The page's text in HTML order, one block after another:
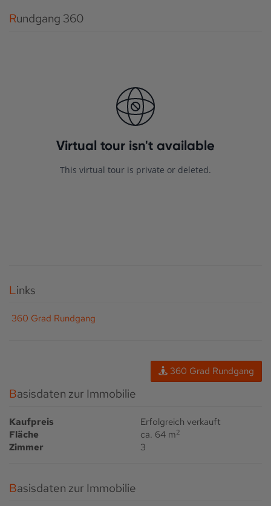
Rundgang 360
Links
360 Grad Rundgang
360 Grad Rundgang
Basisdaten zur Immobilie
Kaufpreis
Erfolgreich verkauft
Fläche
ca. 64 m2
Zimmer 3
Basisdaten zur Immobilie